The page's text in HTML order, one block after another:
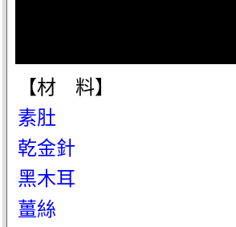
【材 料】
素肚
乾金針
黑木耳
薑絲